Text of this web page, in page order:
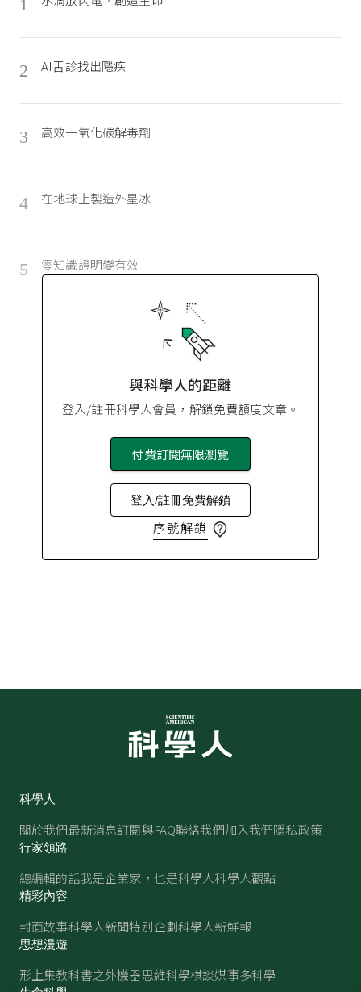
1
2 AI舌診找出隱疾
3 高效一氧化碳解毒劑
4 在地球上製造外星冰
5 零知識證明變有效
與科學人的距離
登入/註冊科學人會員，解鎖免費額度文章。
付費訂閱無限瀏覽
登入/註冊免費解鎖
序號解鎖
科學人
關於我們最新消息訂閱與FAQ聯絡我們加入我們隱私政策
行家領路
總編輯的話我是企業家，也是科學人科學人觀點
精彩內容
封面故事科學人新聞特別企劃科學人新鮮報
思想漫遊
形上集教科書之外機器思維科學棋談媒事多科學